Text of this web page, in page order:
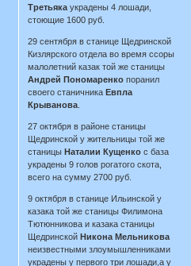
Третьяка украдены 4 лошади,
стоющие 1600 руб.
29 сентября в станице Щедринской
Кизлярского отдела во время ссоры
малолетний казак той же станицы
Андрей Пономаренко поранил
своего станичникаЕвпла
Крыванова
27 октября в районе станицы
Щедринской у жительницы той же
станицыНаталии Кущенко с база
украдены 9 голов рогатого скота,
всего на сумму 2700 руб.
9 октября в станице Ильинской у
казака той же станицы Филимона
Тютюнникова и казака станицы
ЩедринскойНикона Мельникова
неизвестными злоумышленниками
украдены у первого три лошади,а у